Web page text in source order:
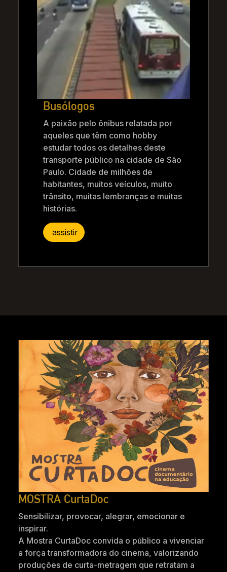
Busólogos
A paixão pelo ônibus relatada por
aqueles que têm como hobby
estudar todos os detalhes deste
transporte público na cidade de São
Paulo. Cidade de milhões de
habitantes, muitos veículos, muito
trânsito, muitas lembranças e muitas
histórias.
assistir
MOSTRA CurtaDoc
Sensibilizar, provocar, alegrar, emocionar e
inspirar.
A Mostra CurtaDoc convida o público a vivenciar
a força transformadora do cinema, valorizando
produções de curta-metragem que retratam a